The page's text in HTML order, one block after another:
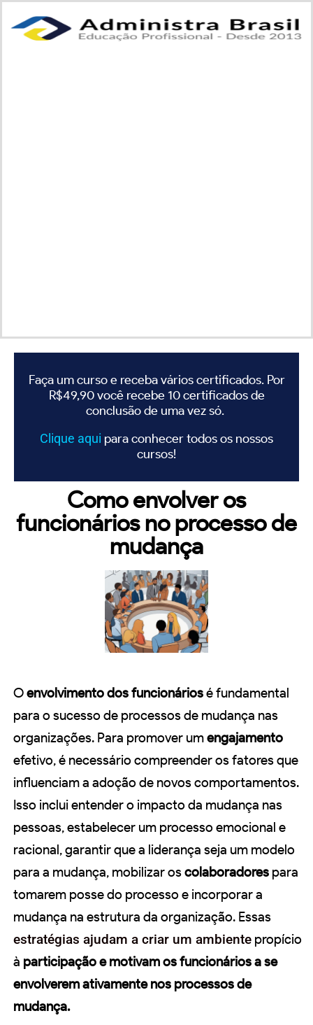
Faça um curso e receba vários certificados. Por
R$49,90 você recebe 10 certificados de
conclusão de uma vez só.
Clique aqui para conhecer todos os nossos
cursos!
Como envolver os
funcionários no processo de
mudança
Oenvolvimento dos funcionáriosé fundamental
para o sucesso de processos de mudança nas
organizações. Para promover umengajamento
efetivo, é necessário compreender os fatores que
influenciam a adoção de novos comportamentos.
Isso inclui entender o impacto da mudança nas
pessoas, estabelecer um processo emocional e
racional, garantir que a liderança seja um modelo
para a mudança, mobilizar oscolaboradores para
tomarem posse do processo e incorporar a
mudança na estrutura da organização. Essas
estratégias ajudam a criar um ambiente propício
à participação e motivam os funcionários a se
envolverem ativamente nos processos de
mudança.